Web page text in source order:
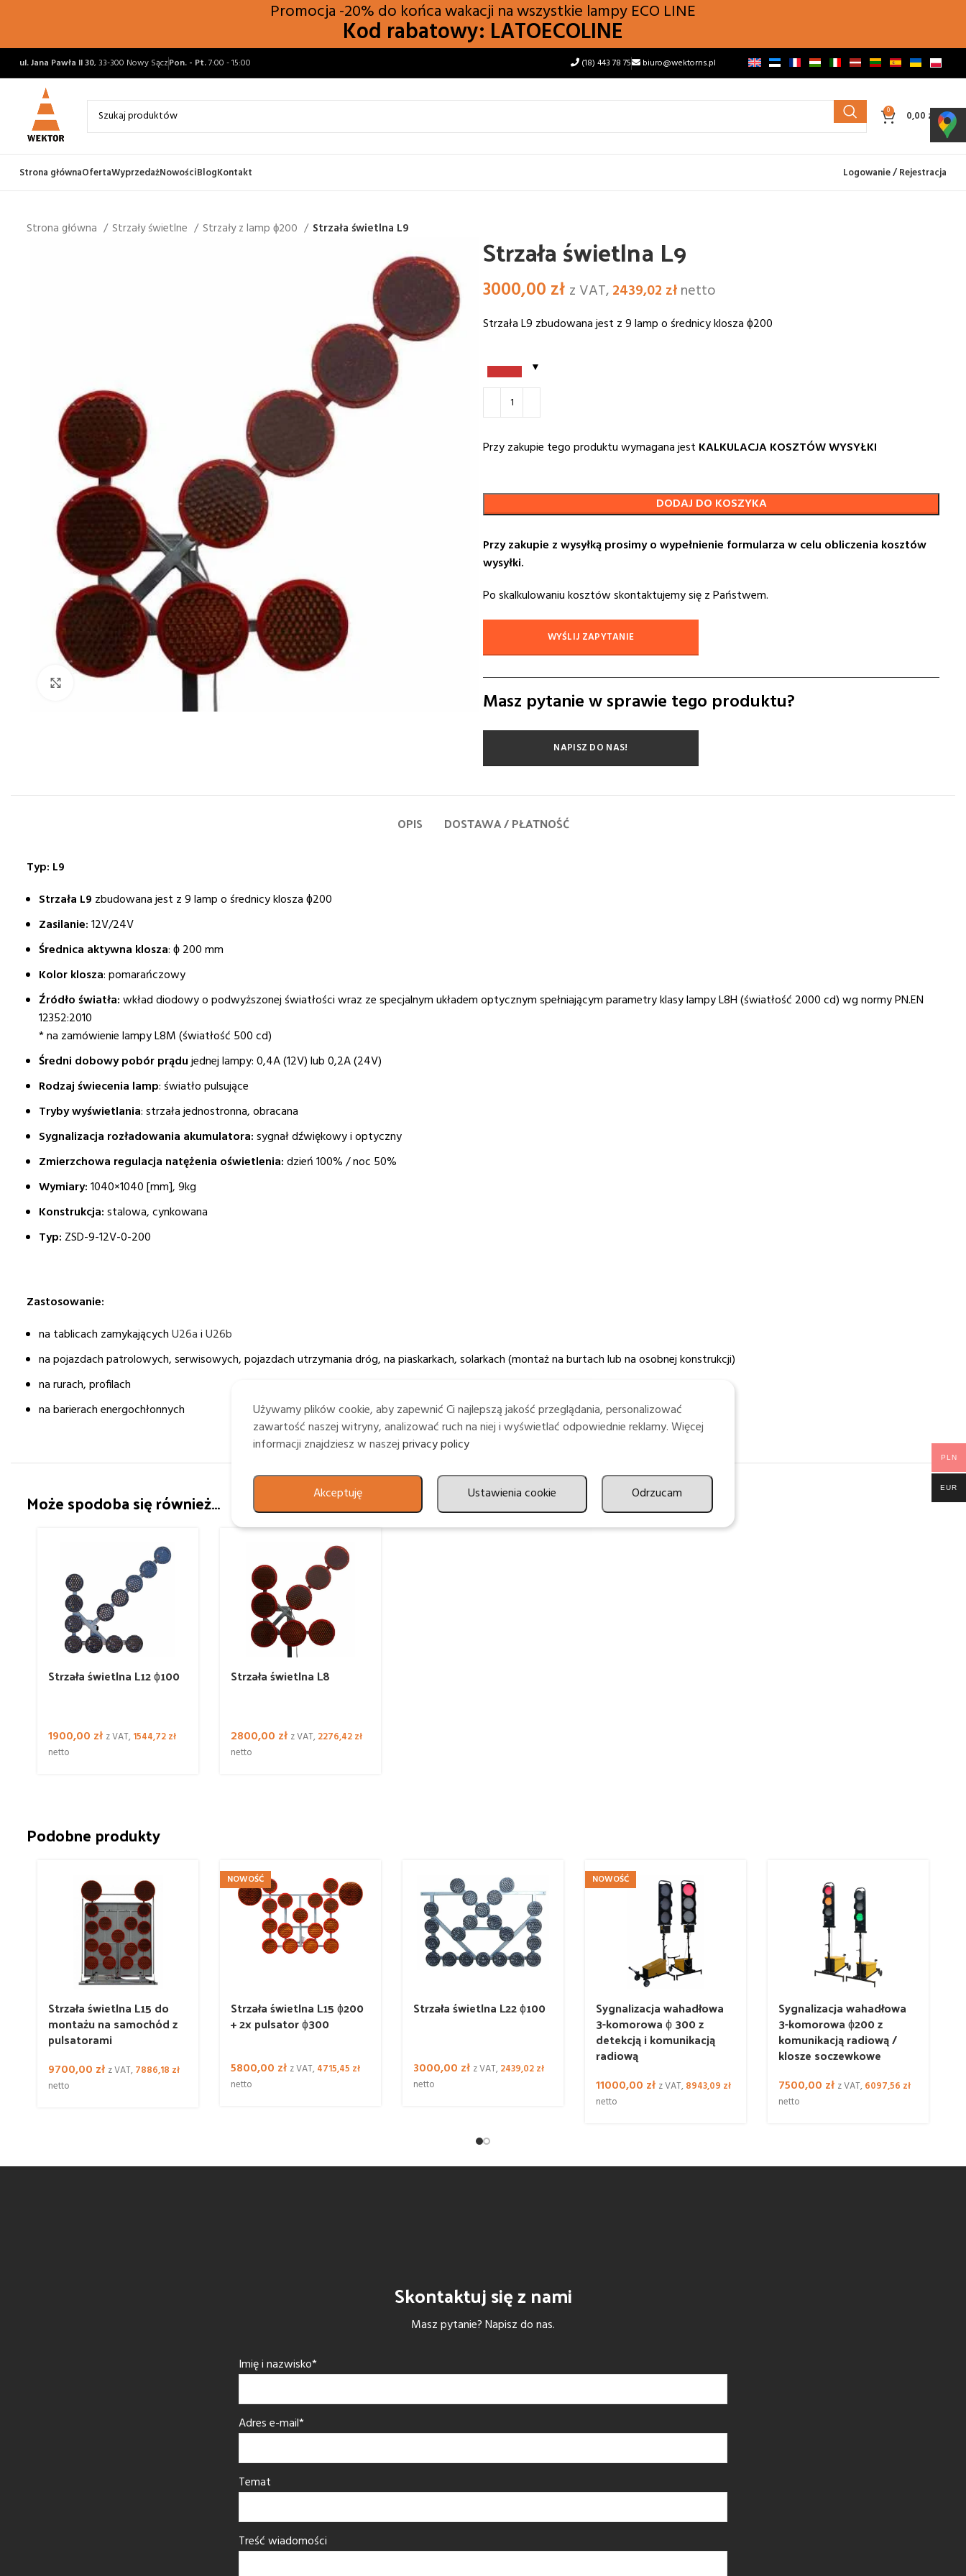
Promocja -20% do końca wakacji na wszystkie lampy ECO LINE
Kod rabatowy: LATOECOLINE
ul. Jana Pawła II 30, 33-300 Nowy SączPon. - Pt.7:00 - 15:00 (18) 443 78 75 biuro@wektorns.pl
0 0,00 zł
Strona głównaOfertaWyprzedażNowościBlogKontakt Logowanie / Rejestracja
Strona główna Strzały świetlne Strzały z lamp ϕ200 Strzała świetlna L9
Kliknij i powiększ
Strzała świetlna L9
3000,00 zł z VAT,2439,02 złnetto
Strzała L9 zbudowana jest z 9 lamp o średnicy klosza ɸ200
Przy zakupie tego produktu wymagana jest KALKULACJA KOSZTÓW WYSYŁKI
DODAJ DO KOSZYKA
Przy zakupie z wysyłką prosimy o wypełnienie formularza w celu obliczenia kosztów
wysyłki.
Po skalkulowaniu kosztów skontaktujemy się z Państwem.
WYŚLIJ ZAPYTANIE
Masz pytanie w sprawie tego produktu?
NAPISZ DO NAS!
OPIS DOSTAWA / PŁATNOŚĆ
Typ: L9
Strzała L9 zbudowana jest z 9 lamp o średnicy klosza ɸ200
Zasilanie:12V/24V
Średnica aktywna klosza: ϕ 200 mm
Kolor klosza: pomarańczowy
Źródło światła:wkład diodowy o podwyższonej światłości wraz ze specjalnym układem optycznym spełniającym parametry klasy lampy L8H (światłość 2000 cd) wg normy PN.EN
12352:2010
* na zamówienie lampy L8M (światłość 500 cd)
Średni dobowy pobór prądujednej lampy: 0,4A (12V) lub 0,2A (24V)
Rodzaj świecenia lamp: światło pulsujące
Tryby wyświetlania: strzała jednostronna, obracana
Sygnalizacja rozładowania akumulatora:sygnał dźwiękowy i optyczny
Zmierzchowa regulacja natężenia oświetlenia:dzień 100% / noc 50%
Wymiary:1040×1040 [mm], 9kg
Konstrukcja:stalowa, cynkowana
Typ: ZSD-9-12V-0-200
Zastosowanie:
na tablicach zamykającychU26aiU26b
na pojazdach patrolowych, serwisowych, pojazdach utrzymania dróg, na piaskarkach, solarkach (montaż na burtach lub na osobnej konstrukcji)
na rurach, profilach
na barierach energochłonnych
Może spodoba się również…
Strzała świetlna L12 ɸ100
1900,00 zł z VAT,1544,72zł
netto
Strzała świetlna L8
2800,00 zł z VAT,2276,42zł
netto
Podobne produkty
Strzała świetlna L15 do
montażu na samochód z
pulsatorami
9700,00 zł z VAT,7886,18 zł
netto
NOWOŚĆ
Strzała świetlna L15 ɸ200
+ 2x pulsator ɸ300
5800,00 zł z VAT,4715,45 zł
netto
Strzała świetlna L22 ɸ100
3000,00 zł z VAT,2439,02zł
netto
NOWOŚĆ
Sygnalizacja wahadłowa
3-komorowa ϕ 300 z
detekcją i komunikacją
radiową
11000,00 zł z VAT,8943,09 zł
netto
Sygnalizacja wahadłowa
3-komorowa ϕ200 z
komunikacją radiową /
klosze soczewkowe
7500,00 zł z VAT,6097,56 zł
netto
Skontaktuj się z nami
Masz pytanie? Napisz do nas.
Imię i nazwisko*
Adres e-mail*
Temat
Treść wiadomości
Używamy plików cookie, aby zapewnić Ci najlepszą jakość przeglądania, personalizować
zawartość naszej witryny, analizować ruch na niej i wyświetlać odpowiednie reklamy. Więcej
informacji znajdziesz w naszejprivacy policy
Akceptuję Ustawienia cookie Odrzucam
PLN
EUR